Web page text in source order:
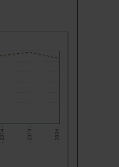
- 2014 - - 2019 - - 2024 -